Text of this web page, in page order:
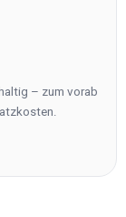
– zum vorab